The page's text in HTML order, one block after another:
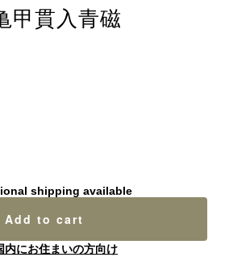
甲貫入青磁
shipping available
Add to cart
内にお住まいの方向け